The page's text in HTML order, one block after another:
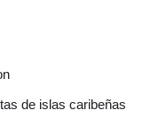
de islas caribeñas